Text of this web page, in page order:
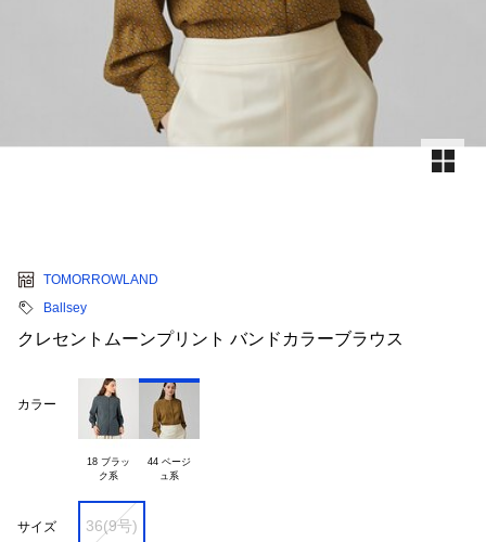
TOMORROWLAND
Ballsey
クレセントムーンプリント バンドカラーブラウス
カラー
18 ブラッ
44 ベージ
サイズ 36(9号)